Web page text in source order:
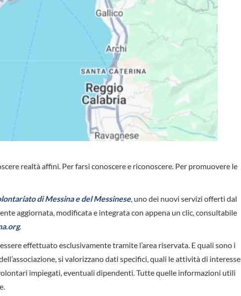
realtà affini. Per farsi conoscere e riconoscere. Per promuovere le
di Messina e del Messinese, uno dei nuovi servizi offerti dal
aggiornata, modificata e integrata con appena un clic, consultabile
.
effettuato esclusivamente tramite l’area riservata. E quali sono i
si valorizzano dati specifici, quali le attività di interesse
impiegati, eventuali dipendenti. Tutte quelle informazioni utili